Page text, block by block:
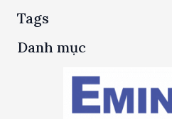
trường toàn cầu.
Tags
Danh mục